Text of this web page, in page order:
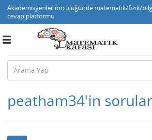
Akademisyenler öncülüğünde matematik/fizik/
cevap platformu
Toggle
peatham34'in